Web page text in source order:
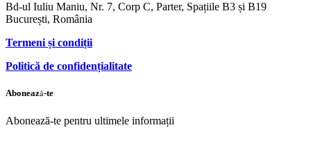
Bd-ul Iuliu Maniu, Nr. 7, Corp C, Parter, Spațiile B3 și B19
București, România
Termeni și condiții
Politică de confidențialitate
Abonează-te
Abonează-te pentru ultimele informații